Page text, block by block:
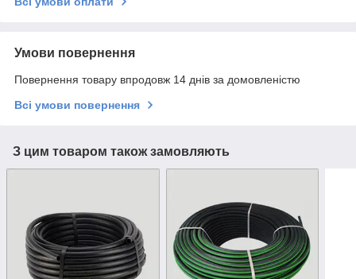
Умови повернення
Повернення товару впродовж 14 днів за домовленістю
Всі умови повернення
З цим товаром також замовляють